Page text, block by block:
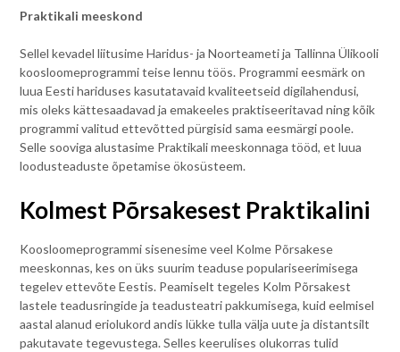
Praktikali meeskond
Sellel kevadel liitusime Haridus- ja Noorteameti ja Tallinna Ülikooli
koosloomeprogrammi teise lennu töös. Programmi eesmärk on
luua Eesti hariduses kasutatavaid kvaliteetseid digilahendusi,
mis oleks kättesaadavad ja emakeeles praktiseeritavad ning kõik
programmi valitud ettevõtted pürgisid sama eesmärgi poole.
Selle sooviga alustasime Praktikali meeskonnaga tööd, et luua
loodusteaduste õpetamise ökosüsteem.
Kolmest Põrsakesest Praktikalini
Koosloomeprogrammi sisenesime veel Kolme Põrsakese
meeskonnas, kes on üks suurim teaduse populariseerimisega
tegelev ettevõte Eestis. Peamiselt tegeles Kolm Põrsakest
lastele teadusringide ja teadusteatri pakkumisega, kuid eelmisel
aastal alanud eriolukord andis lükke tulla välja uute ja distantsilt
pakutavate tegevustega. Selles keerulises olukorras tulid